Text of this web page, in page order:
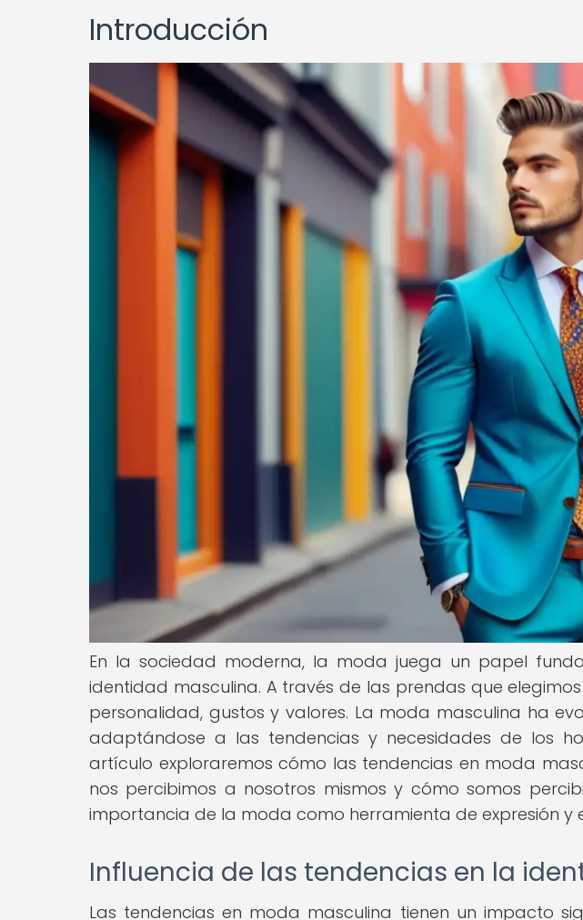
Introducción
En la sociedad moderna, la moda juega un papel
identidad masculina. A través de las prendas que
personalidad, gustos y valores. La moda masculina ha
adaptándose a las tendencias y necesidades de los
artículo exploraremos cómo las tendencias en moda
nos percibimos a nosotros mismos y cómo somos
importancia de la moda como herramienta de expresión y
Influencia de las tendencias en la
Las tendencias en moda masculina tienen un impacto